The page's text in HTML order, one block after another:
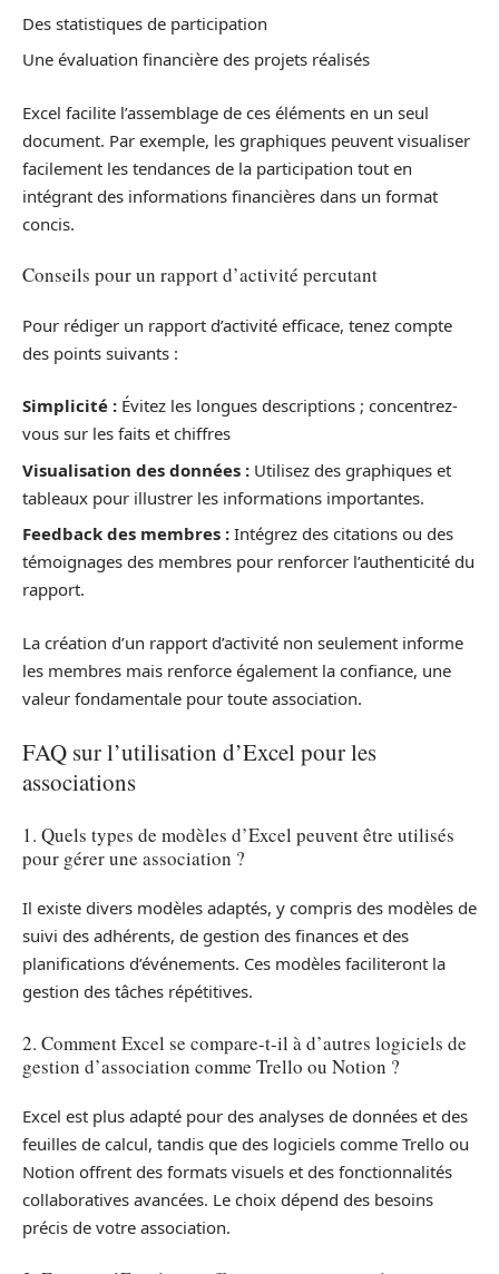
Des statistiques de participation
Une évaluation financière des projets réalisés
Excel facilite l’assemblage de ces éléments en un seul
document. Par exemple, les graphiques peuvent visualiser
facilement les tendances de la participation tout en
intégrant des informations financières dans un format
concis.
Conseils pour un rapport d’activité percutant
Pour rédiger un rapport d’activité efficace, tenez compte
des points suivants :
Simplicité : Évitez les longues descriptions ; concentrez-
vous sur les faits et chiffres
Visualisation des données : Utilisez des graphiques et
tableaux pour illustrer les informations importantes.
Feedback des membres : Intégrez des citations ou des
témoignages des membres pour renforcer l’authenticité du
rapport.
La création d’un rapport d’activité non seulement informe
les membres mais renforce également la confiance, une
valeur fondamentale pour toute association.
FAQ sur l’utilisation d’Excel pour les
associations
1. Quels types de modèles d’Excel peuvent être utilisés
pour gérer une association ?
Il existe divers modèles adaptés, y compris des modèles de
suivi des adhérents, de gestion des finances et des
planifications d’événements. Ces modèles faciliteront la
gestion des tâches répétitives.
2. Comment Excel se compare-t-il à d’autres logiciels de
gestion d’association comme Trello ou Notion ?
Excel est plus adapté pour des analyses de données et des
feuilles de calcul, tandis que des logiciels comme Trello ou
Notion offrent des formats visuels et des fonctionnalités
collaboratives avancées. Le choix dépend des besoins
précis de votre association.